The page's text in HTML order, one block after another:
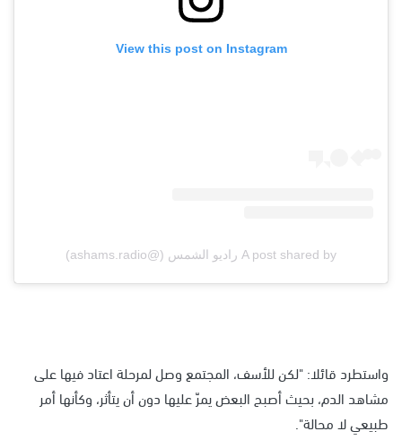
View this post on Instagram
A post shared by راديو الشمس (@ashams.radio)
واستطرد قائلا: "لكن للأسف، المجتمع وصل لمرحلة اعتاد فيها على
مشاهد الدم، بحيث أصبح البعض يمرّ عليها دون أن يتأثر، وكأنها أمر
طبيعي لا محالة".